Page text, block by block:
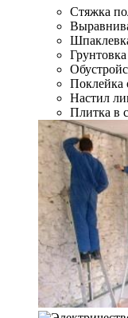
Стяжка
Грунтовка
Поклейка
Настил
Плитка в